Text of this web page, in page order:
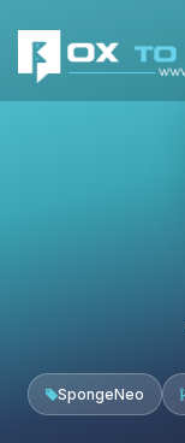
SpongeNeo